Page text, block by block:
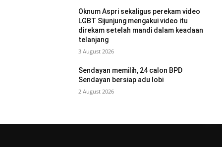
Oknum Aspri sekaligus perekam video
LGBT Sijunjung mengakui video itu
direkam setelah mandi dalam keadaan
telanjang
3 August 2026
Sendayan memilih, 24 calon BPD
Sendayan bersiap adu lobi
2 August 2026